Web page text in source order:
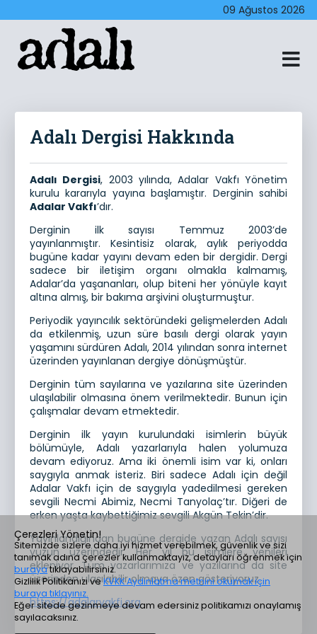
09 Ağustos 2026
Adalı Dergisi Hakkında
Adalı Dergisi, 2003 yılında, Adalar Vakfı Yönetim
kurulu kararıyla yayına başlamıştır. Derginin sahibi
Adalar Vakfı’dır.
Derginin ilk sayısı Temmuz 2003’de
yayınlanmıştır. Kesintisiz olarak, aylık periyodda
bugüne kadar yayını devam eden bir dergidir. Dergi
sadece bir iletişim organı olmakla kalmamış,
Adalar’da yaşananları, olup biteni her yönüyle kayıt
altına almış, bir bakıma arşivini oluşturmuştur.
Periyodik yayıncılık sektöründeki gelişmelerden Adalı
da etkilenmiş, uzun süre basılı dergi olarak yayın
yaşamını sürdüren Adalı, 2014 yılından sonra internet
üzerinden yayınlanan dergiye dönüşmüştür.
Derginin tüm sayılarına ve yazılarına site üzerinden
ulaşılabilir olmasına önem verilmektedir. Bunun için
çalışmalar devam etmektedir.
Derginin ilk yayın kurulundaki isimlerin büyük
bölümüyle, Adalı yazarlarıyla halen yolumuza
devam ediyoruz. Ama iki önemli isim var ki, onları
saygıyla anmak isteriz. Biri sadece Adalı için değil
Adalar Vakfı için de saygıyla yadedilmesi gereken
sevgili Necmi Abimiz, Necmi Tanyolaç’tır. Diğeri de
erken yaşta kaybettiğimiz sevgili Akgün Tekin’dir.
Yayınlandığından bugüne dergide yazan Adalı sayısı
yüzün üzerindedir. Her yıl bu isimlere yenileri
ekleniyor. Tüm yazarlarımıza ve yazılarına da site
üzerinden ulaşılabilir olmaya özen gösteriyoruz.
https://adalarvakfi.org
Çerezleri Yönetin!
Sitemizde sizlere daha iyi hizmet verebilmek, güvenlik ve sizi
tanımak adına çerezler kullanmaktayız, detayları öğrenmek için
burayatıklayabilirsiniz.
Gizlilik Politikanızı veKVKK Aydınlatma metnini okumak için
buraya tıklayınız.
Eğer sitede gezinmeye devam edersiniz politikamızı onaylamış
sayılacaksınız.